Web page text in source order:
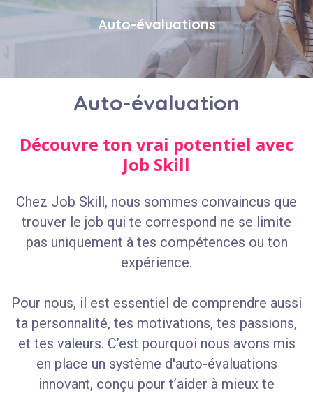
Auto-évaluations
Auto-évaluation
Découvre ton vrai potentiel avec
Job Skill
Chez Job Skill, nous sommes convaincus que
trouver le job qui te correspond ne se limite
pas uniquement à tes compétences ou ton
expérience.
Pour nous, il est essentiel de comprendre aussi
ta personnalité, tes motivations, tes passions,
et tes valeurs. C’est pourquoi nous avons mis
en place un système d'auto-évaluations
innovant, conçu pour t’aider à mieux te